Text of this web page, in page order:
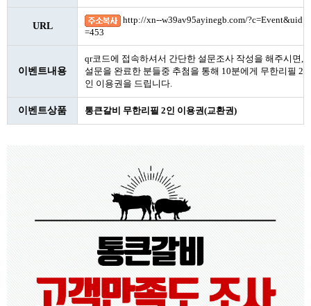
URL
http://xn--w39av95ayinegb.com/?c=Event&uid
=453
이벤트내용
qr코드에 접속하셔서 간단한 설문조사 작성을 해주시면,
설문을 완료한 분들중 추첨을 통해 10분에게 무한리필 2
인 이용권을 드립니다.
이벤트상품 통큰갈비 무한리필 2인 이용권(교환권)